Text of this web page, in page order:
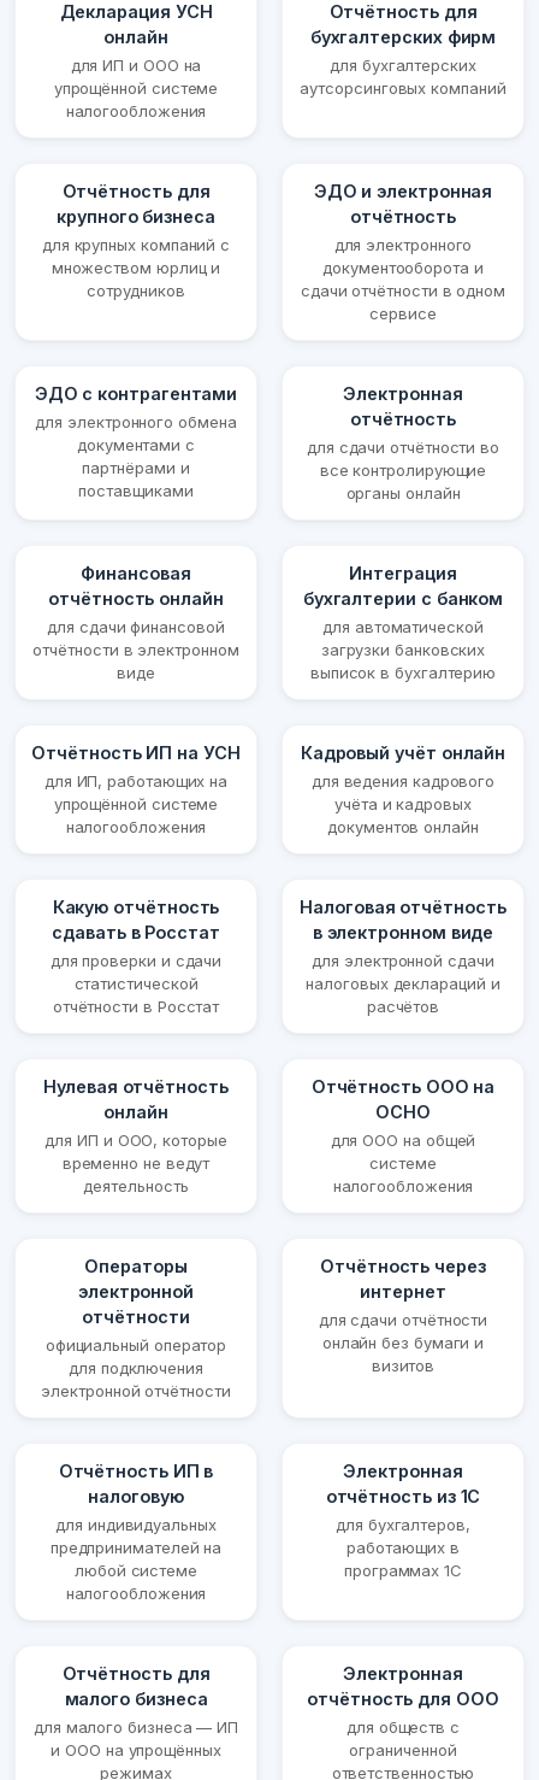
Декларация УСН
онлайн
для ИП и ООО на
упрощённой системе
налогообложения
Отчётность для
бухгалтерских фирм
для бухгалтерских
аутсорсинговых компаний
Отчётность для
крупного бизнеса
для крупных компаний с
множеством юрлиц и
сотрудников
ЭДО и электронная
отчётность
для электронного
документооборота и
сдачи отчётности в одном
сервисе
ЭДО с контрагентами
для электронного обмена
документами с
партнёрами и
поставщиками
Электронная
отчётность
для сдачи отчётности во
все контролирующие
органы онлайн
Финансовая
отчётность онлайн
для сдачи финансовой
отчётности в электронном
виде
Интеграция
бухгалтерии с банком
для автоматической
загрузки банковских
выписок в бухгалтерию
Отчётность ИП на УСН
для ИП, работающих на
упрощённой системе
налогообложения
Кадровый учёт онлайн
для ведения кадрового
учёта и кадровых
документов онлайн
Какую отчётность
сдавать в Росстат
для проверки и сдачи
статистической
отчётности в Росстат
Налоговая отчётность
в электронном виде
для электронной сдачи
налоговых деклараций и
расчётов
Нулевая отчётность
онлайн
для ИП и ООО, которые
временно не ведут
деятельность
Отчётность ООО на
ОСНО
для ООО на общей
системе
налогообложения
Операторы
электронной
отчётности
официальный оператор
для подключения
электронной отчётности
Отчётность через
интернет
для сдачи отчётности
онлайн без бумаги и
визитов
Отчётность ИП в
налоговую
для индивидуальных
предпринимателей на
любой системе
налогообложения
Электронная
отчётность из 1С
для бухгалтеров,
работающих в
программах 1С
Отчётность для
малого бизнеса
для малого бизнеса — ИП
и ООО на упрощённых
режимах
Электронная
отчётность для ООО
для обществ с
ограниченной
ответственностью